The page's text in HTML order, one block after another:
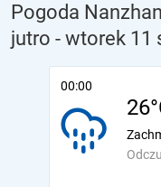
Pogoda
jutro - wtorek 11
00:00